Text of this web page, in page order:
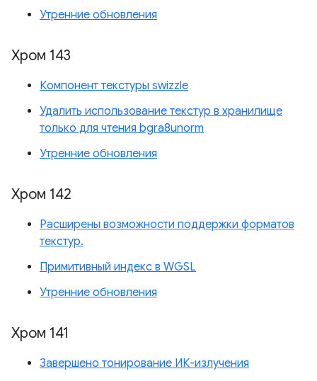
Утренние обновления
Хром 143
Компонент текстуры swizzle
Удалить использование текстур в хранилище
только для чтения bgra8unorm
Утренние обновления
Хром 142
Расширены возможности поддержки форматов
текстур.
Примитивный индекс в WGSL
Утренние обновления
Хром 141
Завершено тонирование ИК-излучения